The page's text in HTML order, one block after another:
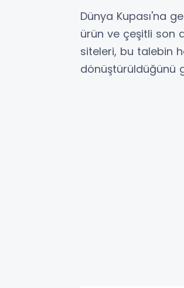
Dünya Kupası'na
ürün ve çeşitli son
siteleri, bu talebin
dönüştürüldüğünü